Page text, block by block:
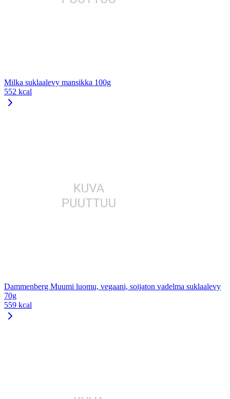
Milka suklaalevy mansikka 100g
552 kcal
Dammenberg Muumi luomu, vegaani, soijaton vadelma suklaalevy
70g
559 kcal